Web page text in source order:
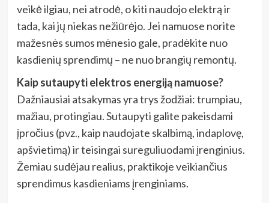
veikė ilgiau, nei atrodė, o kiti naudojo elektrą ir
tada, kai jų niekas nežiūrėjo. Jei namuose norite
mažesnės sumos mėnesio gale, pradėkite nuo
kasdienių sprendimų – ne nuo brangių remontų.
Kaip sutaupyti elektros energiją namuose?
Dažniausiai atsakymas yra trys žodžiai: trumpiau,
mažiau, protingiau. Sutaupyti galite pakeisdami
įpročius (pvz., kaip naudojate skalbimą, indaplovę,
apšvietimą) ir teisingai sureguliuodami įrenginius.
Žemiau sudėjau realius, praktikoje veikiančius
sprendimus kasdieniams įrenginiams.